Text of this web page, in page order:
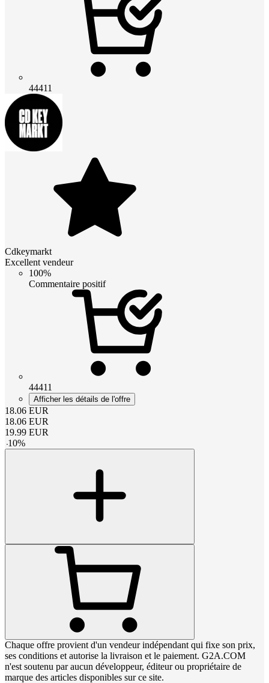
44411
Cdkeymarkt
Excellent vendeur
100%
Commentaire positif
44411
Afficher les détails de l'offre
18.06 EUR
18.06 EUR
19.99 EUR
-10%
Chaque offre provient d'un vendeur indépendant qui fixe son prix,
ses conditions et autorise la livraison et le paiement. G2A.COM
n'est soutenu par aucun développeur, éditeur ou propriétaire de
marque des articles disponibles sur ce site.